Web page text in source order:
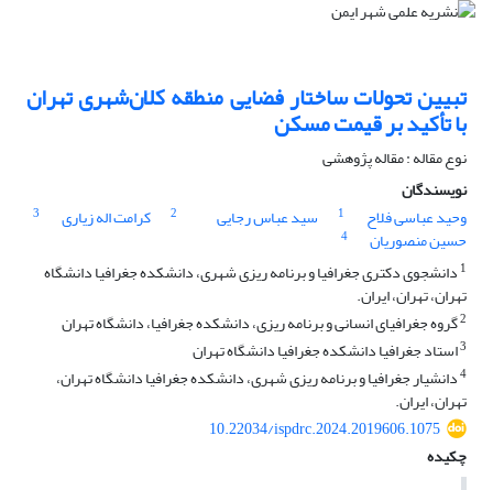
تبیین تحولات ساختار فضایی منطقه کلان‌شهری تهران
با تأکید بر قیمت مسکن
نوع مقاله : مقاله پژوهشی
نویسندگان
وحید عباسی فلاح
1 سید عباس رجایی 2 کرامت اله زیاری 3
حسین منصوریان
4
1 دانشجوی دکتری جغرافیا و برنامه ریزی شهری، دانشکده جغرافیا دانشگاه
تهران، تهران، ایران.
2گروه جغرافیای انسانی و برنامه ریزی، دانشکده جغرافیا، دانشگاه تهران
3استاد جغرافیا دانشکده جغرافیا دانشگاه تهران
4دانشیار جغرافیا و برنامه ریزی شهری، دانشکده جغرافیا دانشگاه تهران،
تهران، ایران.
10.22034/ispdrc.2024.2019606.1075
چکیده